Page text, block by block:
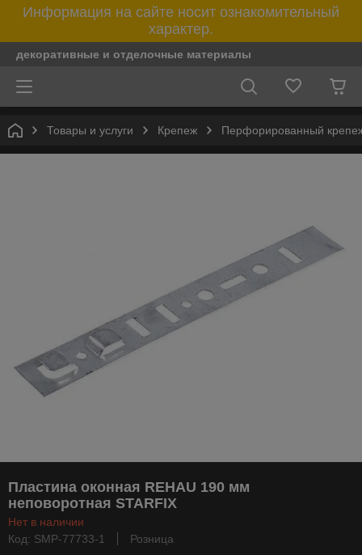
Информация на сайте носит ознакомительный
характер.
декоративные и отделочные материалы
Товары и услуги Крепеж Перфорированный
Пластина оконная REHAU 190 мм
неповоротная STARFIX
Нет в наличии
Код: SMP-77733-1
Розница